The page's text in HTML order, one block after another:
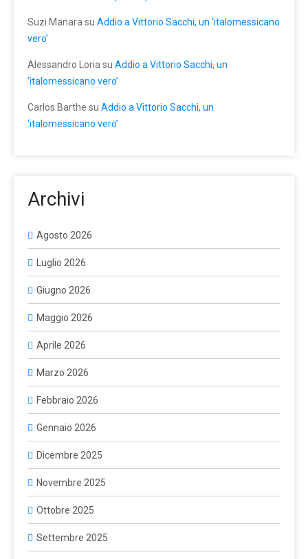
Suzi Manara su Addio a Vittorio Sacchi, un ‘italomessicano
vero’
Alessandro Loria su Addio a Vittorio Sacchi, un
‘italomessicano vero’
Carlos Barthe su Addio a Vittorio Sacchi, un
‘italomessicano vero’
Archivi
Agosto 2026
Luglio 2026
Giugno 2026
Maggio 2026
Aprile 2026
Marzo 2026
Febbraio 2026
Gennaio 2026
Dicembre 2025
Novembre 2025
Ottobre 2025
Settembre 2025